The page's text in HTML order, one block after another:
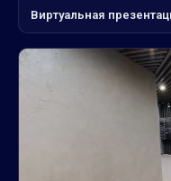
Виртуальная